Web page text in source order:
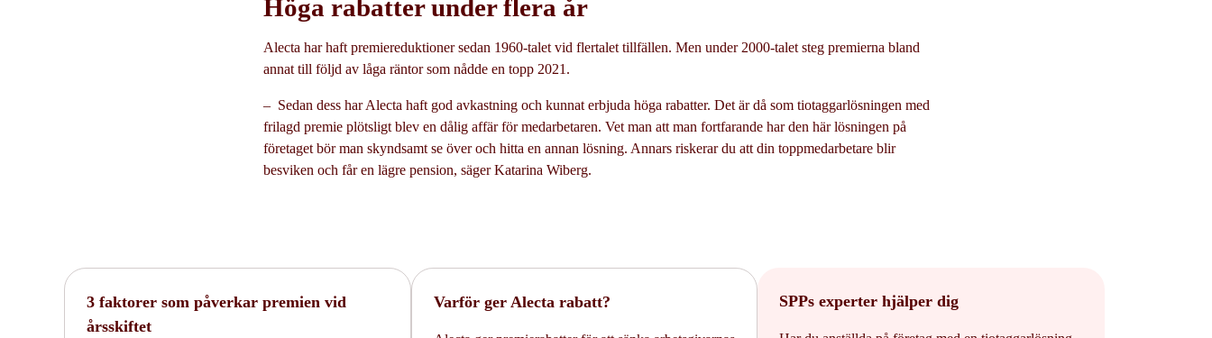
Höga rabatter under flera år
Alecta har haft premiereduktioner sedan 1960-talet vid flertalet tillfällen. Men under 2000-talet steg premierna bland
annat till följd av låga räntor som nådde en topp 2021.
– Sedan dess har Alecta haft god avkastning och kunnat erbjuda höga rabatter. Det är då som tiotaggarlösningen med
frilagd premie plötsligt blev en dålig affär för medarbetaren. Vet man att man fortfarande har den här lösningen på
företaget bör man skyndsamt se över och hitta en annan lösning. Annars riskerar du att din toppmedarbetare blir
besviken och får en lägre pension, säger Katarina Wiberg.
3 faktorer som påverkar premien vid
årsskiftet
Varför ger Alecta rabatt? SPPs experter hjälper dig